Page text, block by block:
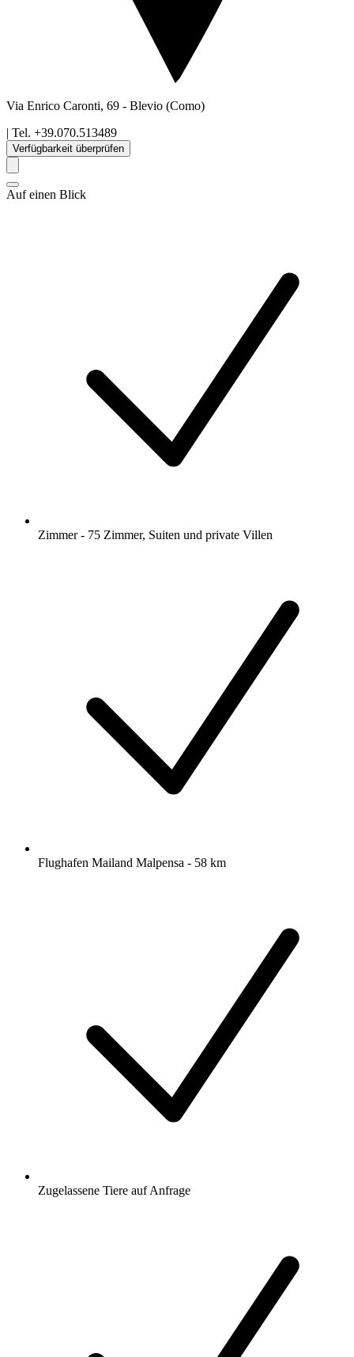
Via Enrico Caronti, 69 - Blevio (Como)
| Tel. +39.070.513489
Verfügbarkeit überprüfen
Auf einen Blick
Zimmer - 75 Zimmer, Suiten und private Villen
Flughafen Mailand Malpensa - 58 km
Zugelassene Tiere auf Anfrage